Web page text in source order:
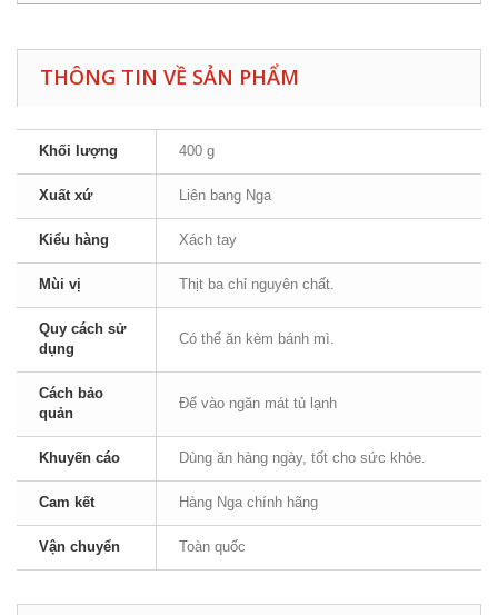
THÔNG TIN VỀ SẢN PHẨM
Khối lượng 400 g
Xuất xứ Liên bang Nga
Kiểu hàng Xách tay
Mùi vị Thịt ba chỉ nguyên chất.
Quy cách sử
dụng
Có thể ăn kèm bánh mì.
Cách bảo
quản
Để vào ngăn mát tủ lạnh
Khuyến cáo Dùng ăn hàng ngày, tốt cho sức khỏe.
Cam kết Hàng Nga chính hãng
Vận chuyển Toàn quốc